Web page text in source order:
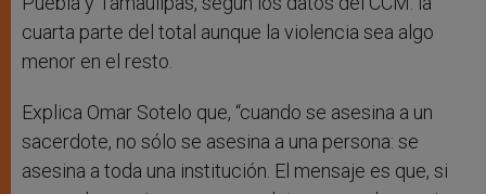
cuarta parte del total aunque la violencia sea algo
menor en el resto.
Explica Omar Sotelo que, “cuando se asesina a un
sacerdote, no sólo se asesina a una persona: se
asesina a toda una institución. El mensaje es que, si